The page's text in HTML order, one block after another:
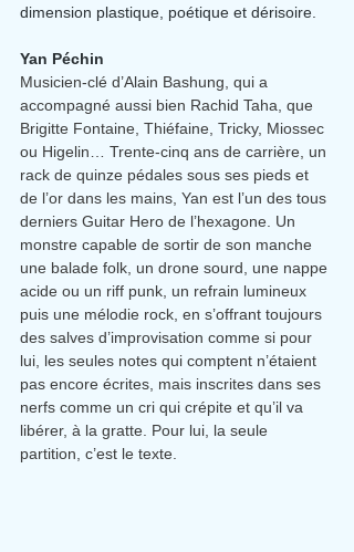
dimension plastique, poétique et dérisoire.
Yan Péchin
Musicien-clé d’Alain Bashung, qui a
accompagné aussi bien Rachid Taha, que
Brigitte Fontaine, Thiéfaine, Tricky, Miossec
ou Higelin… Trente-cinq ans de carrière, un
rack de quinze pédales sous ses pieds et
de l’or dans les mains, Yan est l’un des tous
derniers Guitar Hero de l’hexagone. Un
monstre capable de sortir de son manche
une balade folk, un drone sourd, une nappe
acide ou un riff punk, un refrain lumineux
puis une mélodie rock, en s’offrant toujours
des salves d’improvisation comme si pour
lui, les seules notes qui comptent n’étaient
pas encore écrites, mais inscrites dans ses
nerfs comme un cri qui crépite et qu’il va
libérer, à la gratte. Pour lui, la seule
partition, c’est le texte.